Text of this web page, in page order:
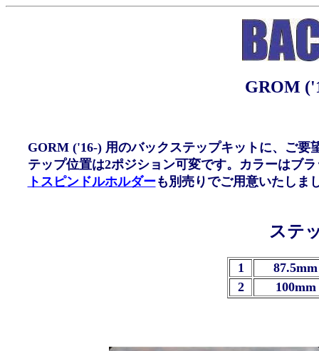
GROM
GORM ('16-) 用のバックステップキットに、ご
テップ位置は2ポジション可変です。カラーはブ
トスピンドルホルダーも別売りでご用意いたしま
ステ
1
2